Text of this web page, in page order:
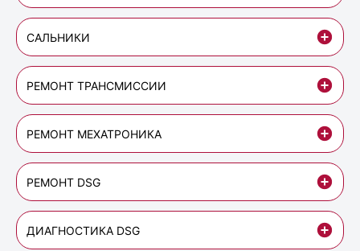
САЛЬНИКИ
РЕМОНТ ТРАНСМИССИИ
РЕМОНТ МЕХАТРОНИКА
РЕМОНТ DSG
ДИАГНОСТИКА DSG